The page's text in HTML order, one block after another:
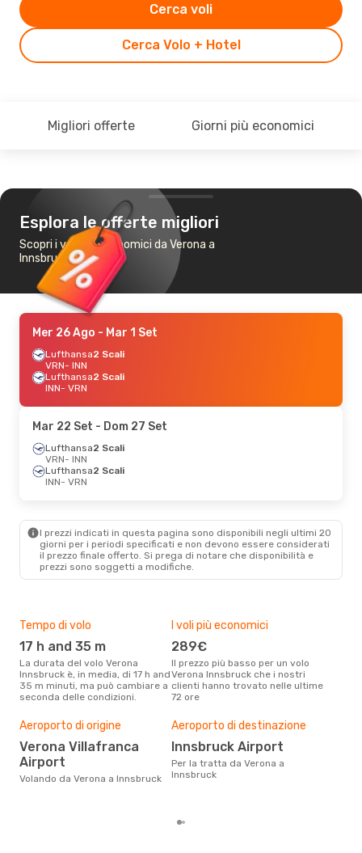
Cerca Volo + Hotel
Cerca voli
Migliori offerte Giorni più economici
Esplora le offerte migliori
Scopri i voli più economici da Verona a
Innsbruck
Mer 26 Ago - Mar 1 Set
Lufthansa2 Scali
VRN- INN
Lufthansa2 Scali
INN- VRN
Mar 22 Set - Dom 27 Set
Lufthansa2 Scali
VRN- INN
Lufthansa2 Scali
INN- VRN
I prezzi indicati in questa pagina sono disponibili negli ultimi 20
giorni per i periodi specificati e non devono essere considerati
il ​​prezzo finale offerto. Si prega di notare che disponibilità e
prezzi sono soggetti a modifiche.
Tempo di volo
17 h and 35 m
La durata del volo Verona
Innsbruck è, in media, di 17 h and
35 m minuti, ma può cambiare a
seconda delle condizioni.
I voli più economici
289€
Il prezzo più basso per un volo
Verona Innsbruck che i nostri
clienti hanno trovato nelle ultime
72 ore
Aeroporto di origine
Verona Villafranca
Airport
Volando da Verona a Innsbruck
Aeroporto di destinazione
Innsbruck Airport
Per la tratta da Verona a
Innsbruck